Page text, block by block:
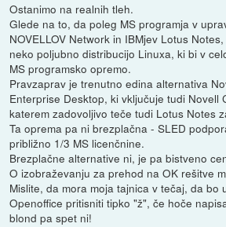
Ostanimo na realnih tleh.
Glede na to, da poleg MS programja v
NOVELLOV Network in IBMjev Lotus
neko poljubno distribucijo Linuxa, ki bi v
MS programsko opremo.
Pravzaprav je trenutno edina alternativa
Enterprise Desktop, ki vključuje tudi Novell
katerem zadovoljivo teče tudi Lotus Notes
Ta oprema pa ni brezplačna - SLED
približno 1/3 MS licenčnine.
Brezplačne alternative ni, je pa bistveno
O izobraževanju za prehod na OK rešitve
Mislite, da mora moja tajnica v tečaj, da bo
Openoffice pritisniti tipko "ž", če hoče
blond pa spet ni!